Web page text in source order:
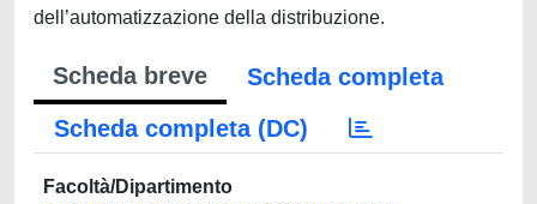
dell’automatizzazione della distribuzione.
Scheda breve
Scheda completa
Scheda completa (DC)
Facoltà/Dipartimento